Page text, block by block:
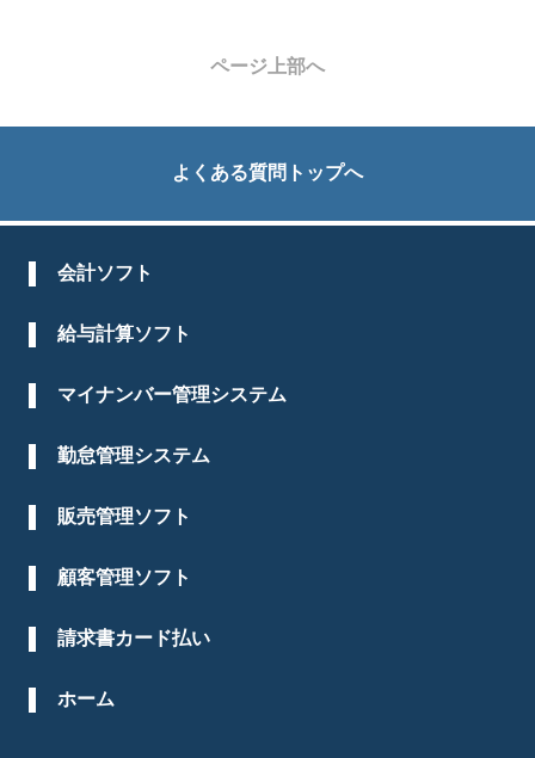
ページ上部へ
よくある質問トップへ
会計ソフト
給与計算ソフト
マイナンバー管理システム
勤怠管理システム
販売管理ソフト
顧客管理ソフト
請求書カード払い
ホーム